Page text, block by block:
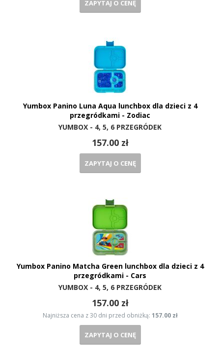
ZAPYTAJ O CENĘ
Yumbox Panino Luna Aqua lunchbox dla dzieci z 4
przegródkami - Zodiac
YUMBOX - 4, 5, 6 PRZEGRÓDEK
157.00 zł
ZAPYTAJ O CENĘ
Yumbox Panino Matcha Green lunchbox dla dzieci z 4
przegródkami - Cars
YUMBOX - 4, 5, 6 PRZEGRÓDEK
157.00 zł
Najniższa cena z 30 dni przed obniżką: 157.00 zł
ZAPYTAJ O CENĘ